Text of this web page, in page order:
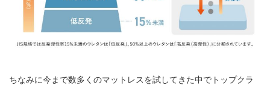
ちなみに今まで数多くのマットレスを試してきた中でトップクラ